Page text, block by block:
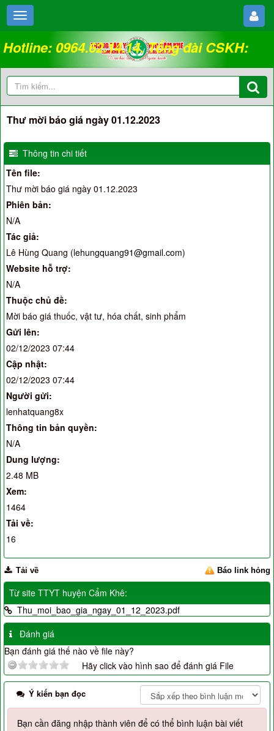
Hotline: 0964.62.14.14. Tổng đài CSKH:
18008262
Thư mời báo giá ngày 01.12.2023
Thông tin chi tiết
Tên file:
Thư mời báo giá ngày 01.12.2023
Phiên bản:
N/A
Tác giả:
Lê Hùng Quang (lehungquang91@gmail.com)
Website hỗ trợ:
N/A
Thuộc chủ đề:
Mời báo giá thuốc, vật tư, hóa chất, sinh phẩm
Gửi lên:
02/12/2023 07:44
Cập nhật:
02/12/2023 07:44
Người gửi:
lenhatquang8x
Thông tin bản quyền:
N/A
Dung lượng:
2.48 MB
Xem:
1464
Tải về:
16
Báo link hỏng
Tải về
Từ site TTYT huyện Cẩm Khê:
Thu_moi_bao_gia_ngay_01_12_2023.pdf
Đánh giá
Bạn đánh giá thế nào về file này?
Hãy click vào hình sao để đánh giá File
Ý kiến bạn đọc
Bạn cần đăng nhập thành viên để có thể bình luận bài viết